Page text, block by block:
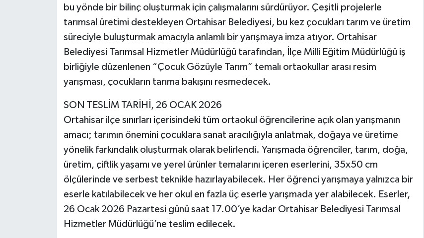
bu yönde bir bilinç oluşturmak için çalışmalarını sürdürüyor. Çeşitli projelerle
tarımsal üretimi destekleyen Ortahisar Belediyesi, bu kez çocukları tarım ve üretim
süreciyle buluşturmak amacıyla anlamlı bir yarışmaya imza atıyor. Ortahisar
Belediyesi Tarımsal Hizmetler Müdürlüğü tarafından, İlçe Milli Eğitim Müdürlüğü iş
birliğiyle düzenlenen “Çocuk Gözüyle Tarım” temalı ortaokullar arası resim
yarışması, çocukların tarıma bakışını resmedecek.
SON TESLİM TARİHİ, 26 OCAK 2026
Ortahisar ilçe sınırları içerisindeki tüm ortaokul öğrencilerine açık olan yarışmanın
amacı; tarımın önemini çocuklara sanat aracılığıyla anlatmak, doğaya ve üretime
yönelik farkındalık oluşturmak olarak belirlendi. Yarışmada öğrenciler, tarım, doğa,
üretim, çiftlik yaşamı ve yerel ürünler temalarını içeren eserlerini, 35x50 cm
ölçülerinde ve serbest teknikle hazırlayabilecek. Her öğrenci yarışmaya yalnızca bir
eserle katılabilecek ve her okul en fazla üç eserle yarışmada yer alabilecek. Eserler,
26 Ocak 2026 Pazartesi günü saat 17.00’ye kadar Ortahisar Belediyesi Tarımsal
Hizmetler Müdürlüğü’ne teslim edilecek.